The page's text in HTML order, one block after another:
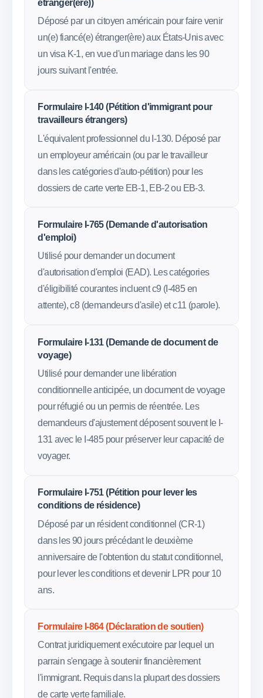
étranger(ère))
Déposé par un citoyen américain pour faire venir
un(e) fiancé(e) étranger(ère) aux États-Unis avec
un visa K-1, en vue d'un mariage dans les 90
jours suivant l'entrée.
Formulaire I-140 (Pétition d'immigrant pour
travailleurs étrangers)
L'équivalent professionnel du I-130. Déposé par
un employeur américain (ou par le travailleur
dans les catégories d'auto-pétition) pour les
dossiers de carte verte EB-1, EB-2 ou EB-3.
Formulaire I-765 (Demande d'autorisation
d'emploi)
Utilisé pour demander un document
d'autorisation d'emploi (EAD). Les catégories
d'éligibilité courantes incluent c9 (I-485 en
attente), c8 (demandeurs d'asile) et c11 (parole).
Formulaire I-131 (Demande de document de
voyage)
Utilisé pour demander une libération
conditionnelle anticipée, un document de voyage
pour réfugié ou un permis de réentrée. Les
demandeurs d'ajustement déposent souvent le I-
131 avec le I-485 pour préserver leur capacité de
voyager.
Formulaire I-751 (Pétition pour lever les
conditions de résidence)
Déposé par un résident conditionnel (CR-1)
dans les 90 jours précédant le deuxième
anniversaire de l'obtention du statut conditionnel,
pour lever les conditions et devenir LPR pour 10
ans.
Formulaire I-864 (Déclaration de soutien)
Contrat juridiquement exécutoire par lequel un
parrain s'engage à soutenir financièrement
l'immigrant. Requis dans la plupart des dossiers
de carte verte familiale.